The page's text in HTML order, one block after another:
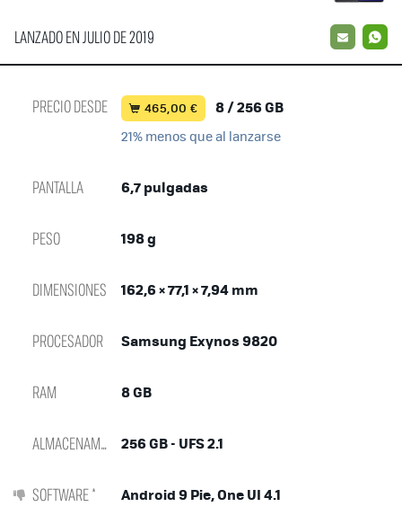
LANZADO EN JULIO DE 2019 EMAIL
PRECIO DESDE 465,00 € 8 / 256 GB
21% menos que al lanzarse
PANTALLA 6,7 pulgadas
PESO 198 g
DIMENSIONES 162,6 × 77,1 × 7,94 mm
PROCESADOR Samsung Exynos 9820
RAM 8 GB
ALMACENAMIENTO 256 GB - UFS 2.1
SOFTWARE * Android 9 Pie, One UI 4.1